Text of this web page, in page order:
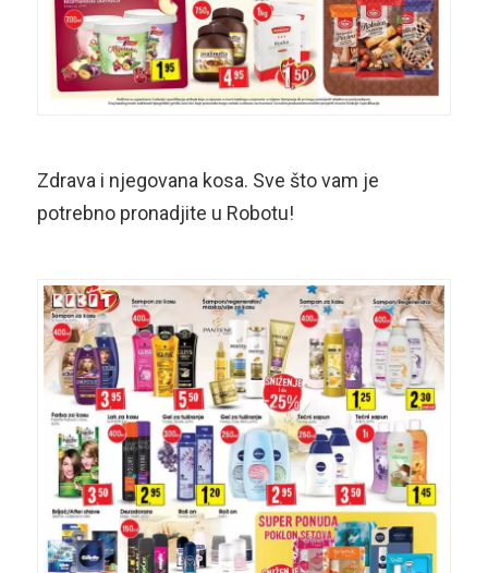
Zdrava i njegovana kosa. Sve što vam je
potrebno pronadjite u Robotu!